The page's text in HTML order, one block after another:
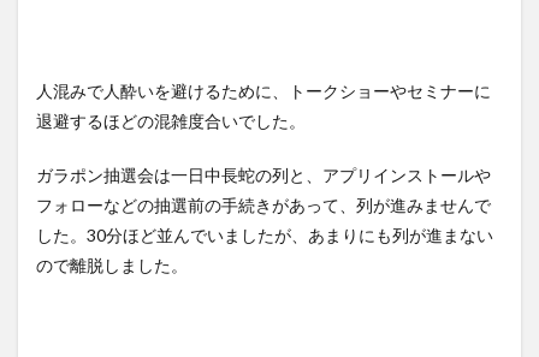
人混みで人酔いを避けるために、トークショーやセミナーに
退避するほどの混雑度合いでした。
ガラポン抽選会は一日中長蛇の列と、アプリインストールや
フォローなどの抽選前の手続きがあって、列が進みませんで
した。30分ほど並んでいましたが、あまりにも列が進まない
ので離脱しました。